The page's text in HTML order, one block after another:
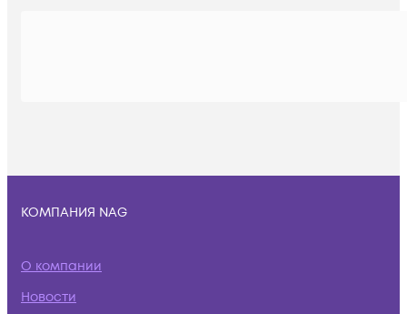
КОМПАНИЯ NAG
О компании
Новости